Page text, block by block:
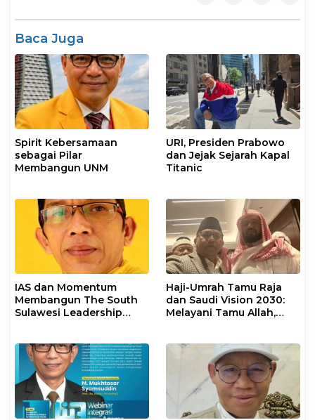
Baca Juga
Spirit Kebersamaan
sebagai Pilar
Membangun UNM
URI, Presiden Prabowo
dan Jejak Sejarah Kapal
Titanic
IAS dan Momentum
Membangun The South
Sulawesi Leadership
Haji-Umrah Tamu Raja
dan Saudi Vision 2030:
Melayani Tamu Allah,
Islam